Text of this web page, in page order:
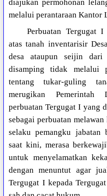
diajukan permohonan
melalui perantaraan Kantor
Perbuatan Tergugat
atas tanah inventarisir
desa ataupun seijin dari
disamping tidak melalui
tentang tukar-guling
merugikan Pemerintah
perbuatan Tergugat I yang
sebagai perbuatan
selaku pemangku jabatan
saat kini, merasa
untuk menyelamatkan
dengan menuntut agar
Tergugat I kepada